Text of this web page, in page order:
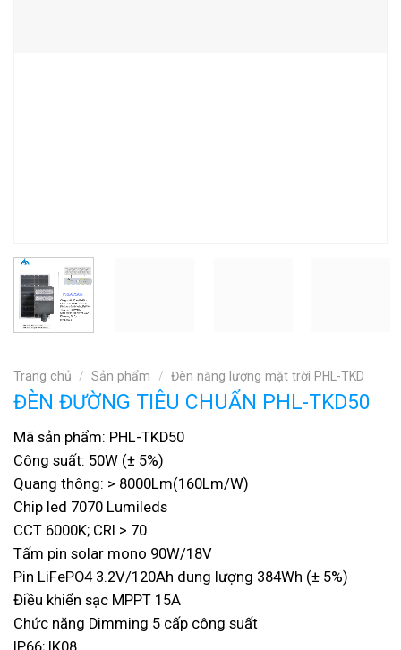
Trang chủ / Sản phẩm / Đèn năng lượng mặt trời PHL-TKD
ĐÈN ĐƯỜNG TIÊU CHUẨN PHL-TKD50
Mã sản phẩm: PHL-TKD50
Công suất: 50W (± 5%)
Quang thông: > 8000Lm(160Lm/W)
Chip led 7070 Lumileds
CCT 6000K; CRI > 70
Tấm pin solar mono 90W/18V
Pin LiFePO4 3.2V/120Ah dung lượng 384Wh (± 5%)
Điều khiển sạc MPPT 15A
Chức năng Dimming 5 cấp công suất